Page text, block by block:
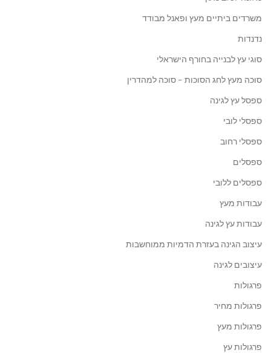
משרדים ביתיים מעץ ופאנל מבודד
נדנדות
סוגי עץ לבנייה בחורף הישראלי
סוכה מעץ לחג הסוכות – סוכה למהדרין
ספסל עץ לגינה
ספסלי לובי
ספסלי רחוב
ספסלים
ספסלים ללובי
עבודות מעץ
עבודות עץ לגינה
עיצוב הגינה בעזרת הדמיות ממוחשבות
עיצובים לגינה
פרגולות
פרגולות מחיר
פרגולות מעץ
פרגולות עץ